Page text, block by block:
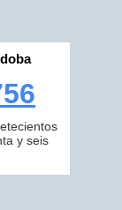
y seis